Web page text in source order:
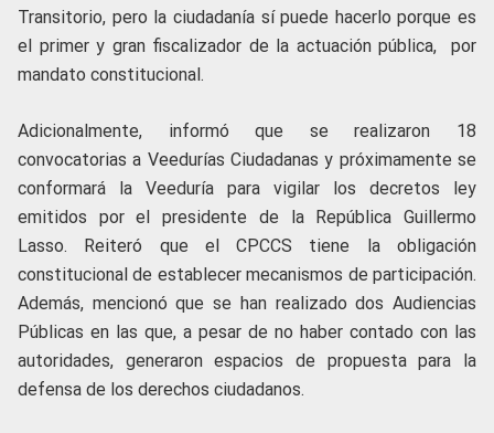
Transitorio, pero la ciudadanía sí puede hacerlo porque es
el primer y gran fiscalizador de la actuación pública, por
mandato constitucional.
Adicionalmente, informó que se realizaron 18
convocatorias a Veedurías Ciudadanas y próximamente se
conformará la Veeduría para vigilar los decretos ley
emitidos por el presidente de la República Guillermo
Lasso. Reiteró que el CPCCS tiene la obligación
constitucional de establecer mecanismos de participación.
Además, mencionó que se han realizado dos Audiencias
Públicas en las que, a pesar de no haber contado con las
autoridades, generaron espacios de propuesta para la
defensa de los derechos ciudadanos.